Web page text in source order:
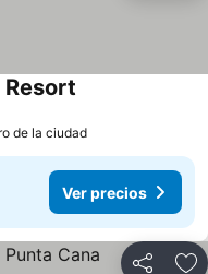
Resort
de la ciudad
Ver precios